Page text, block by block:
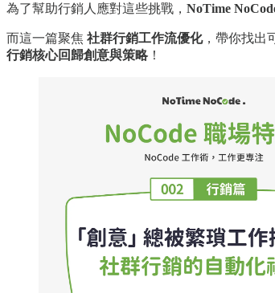
為了幫助行銷人應對這些挑戰， NoTime
而這一篇聚焦 社群行銷工作流優化，帶你找出
行銷核心回歸創意與策略 ！